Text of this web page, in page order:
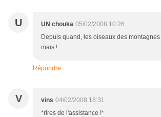
U UN chouka 05/02/2008 10:26
Depuis quand, les oiseaux des
mais !
Répondre
V vins 04/02/2008 18:31
*rires de l'assistance !*